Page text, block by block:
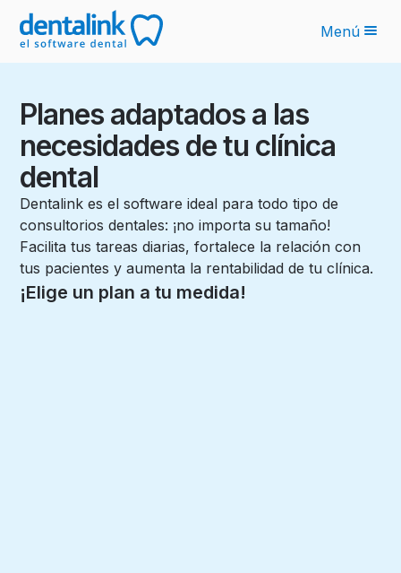
Novedades IA
Planes
Sobre nosotros
Blog
Recursos
Menú
Planes adaptados a las
necesidades de tu clínica
dental
Dentalink es el software ideal para todo tipo de
consultorios dentales: ¡no importa su tamaño!
Facilita tus tareas diarias, fortalece la relación con
tus pacientes y aumenta la rentabilidad de tu clínica.
¡Elige un plan a tu medida!